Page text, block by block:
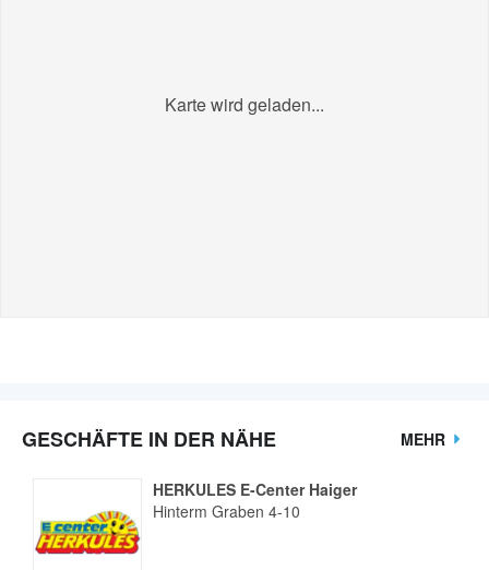
Karte wird geladen...
GESCHÄFTE IN DER NÄHE MEHR
HERKULES E-Center Haiger
Hinterm Graben 4-10